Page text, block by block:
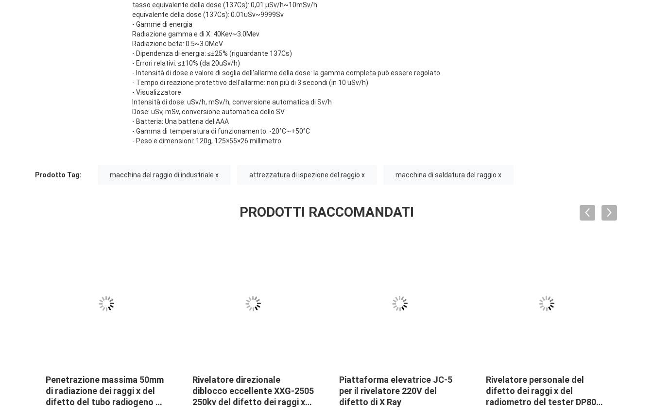
tasso equivalente della dose (137Cs): 0,01 μSv/h~10mSv/h
equivalente della dose (137Cs): 0.01uSv~9999Sv
- Gamme di energia
Radiazione gamma e di X: 40Kev~3.0Mev
Radiazione beta: 0.5~3.0MeV
- Dipendenza di energia: ≤±25% (riguardante 137Cs)
- Errori relativi: ≤±10% (da 20uSv/h)
- Intensità di dose e valore di soglia dell'allarme della dose: la gamma completa può essere regolato
- Tempo di reazione protettivo dell'allarme: non più di 3 secondi (in 10 uSv/h)
- Visualizzatore
Intensità di dose: uSv/h, mSv/h, conversione automatica di Sv/h
Dose: uSv, mSv, conversione automatica dello SV
- Batteria: Una batteria del AAA
- Gamma di temperatura di funzionamento: -20°С~+50°С
- Peso e dimensioni: 120g, 125×55×26 millimetro
Prodotto Tag: macchina del raggio di industriale x attrezzatura di ispezione del raggio x macchina di saldatura del raggio x
PRODOTTI RACCOMANDATI
Penetrazione massima 50mm
di radiazione dei raggi x del
difetto del tubo radiogeno di
Rivelatore direzionale
diblocco eccellente XXG-2505
250kv del difetto dei raggi x
Piattaforma elevatrice JC-5
per il rivelatore 220V del
difetto di X Ray
Rivelatore personale del
difetto dei raggi x del
radiometro del tester DP802i